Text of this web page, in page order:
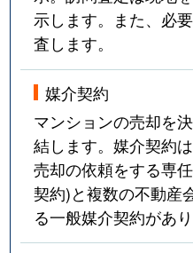
示します。また、必
査します。
媒介契約
マンションの売却を
結します。媒介契約
売却の依頼をする専
契約)と複数の不動産
る一般媒介契約があり